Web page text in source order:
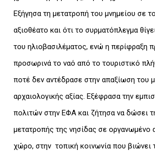
Εξήγησα τη μετατροπή του μνημείου σε
αξιοθέατο και ότι το συρματόπλεγμα
του ηλιοβασιλέματος, ενώ η περίφραξη
προσωρινά το ναό από το τουριστικό
ποτέ δεν αντέδρασε στην απαξίωση του
αρχαιολογικής αξίας. Εξέφρασα την
πολιτών στην ΕΦΑ και ζήτησα να δώσει
μετατροπής της νησίδας σε οργανωμένο
χώρο, στην τοπική κοινωνία που βιώνει